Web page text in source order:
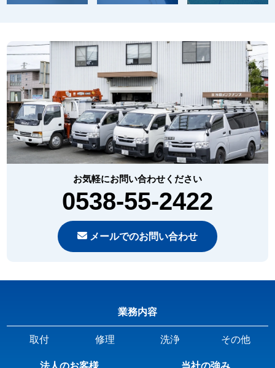
お気軽にお問い合わせください
0538-55-2422
メールでのお問い合わせ
業務内容
取付 修理 洗浄 その他